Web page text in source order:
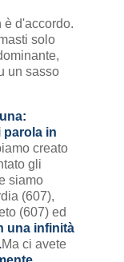
è d'accordo.
solo
un sasso
parola in
creato
gli
siamo
(607),
(607) ed
una infinità
Ma ci avete